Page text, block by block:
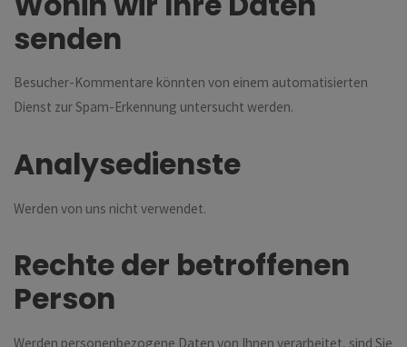
senden
Besucher-Kommentare könnten von einem automatisierten
Dienst zur Spam-Erkennung untersucht werden.
Analysedienste
Werden von uns nicht verwendet.
Rechte der betroffenen
Person
Werden personenbezogene Daten von Ihnen verarbeitet, sind Sie